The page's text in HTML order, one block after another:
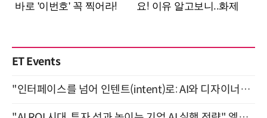
ET Events
"인터페이스를 넘어 인텐트(intent)로: AI와 디자이너가 함께 만드는 공존의 UX" 강남역 (9/2)